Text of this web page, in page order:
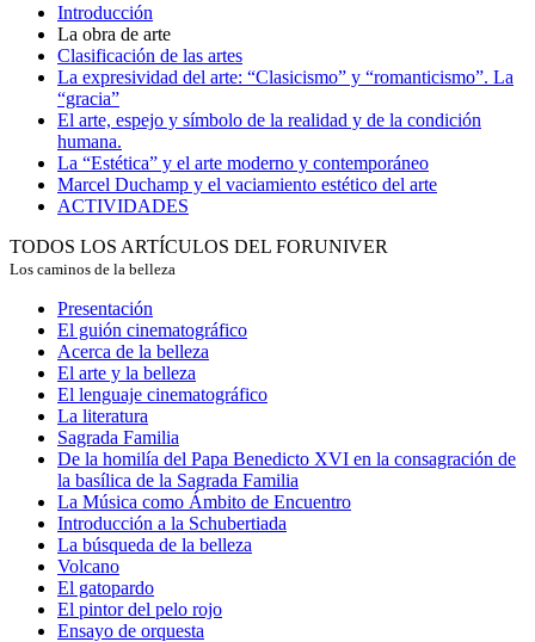
Introducción
La obra de arte
Clasificación de las artes
La expresividad del arte: “Clasicismo” y “romanticismo”. La
“gracia”
El arte, espejo y símbolo de la realidad y de la condición
humana.
La “Estética” y el arte moderno y contemporáneo
Marcel Duchamp y el vaciamiento estético del arte
ACTIVIDADES
TODOS LOS ARTÍCULOS DEL FORUNIVER
Los caminos de la belleza
Presentación
El guión cinematográfico
Acerca de la belleza
El arte y la belleza
El lenguaje cinematográfico
La literatura
Sagrada Familia
De la homilía del Papa Benedicto XVI en la consagración de
la basílica de la Sagrada Familia
La Música como Ámbito de Encuentro
Introducción a la Schubertiada
La búsqueda de la belleza
Volcano
El gatopardo
El pintor del pelo rojo
Ensayo de orquesta